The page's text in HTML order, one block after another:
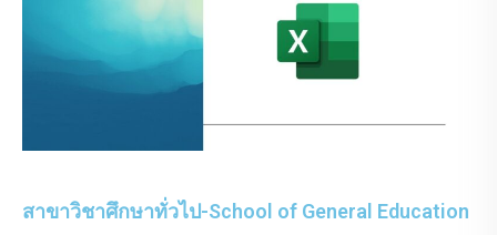
สาขาวิชาศึกษาทั่วไป-School of General Education